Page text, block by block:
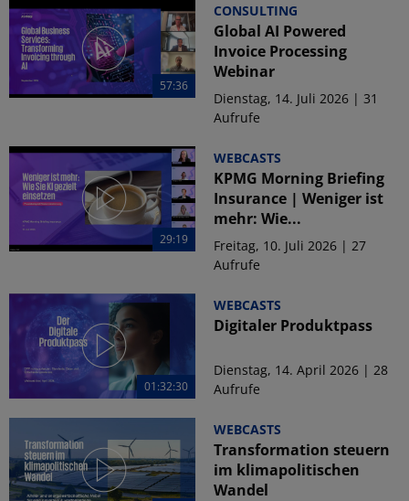
57:36
CONSULTING
Global AI Powered
Invoice Processing
Webinar
Dienstag, 14. Juli 2026 | 31
Aufrufe
29:19
WEBCASTS
KPMG Morning Briefing
Insurance | Weniger ist
mehr: Wie...
Freitag, 10. Juli 2026 | 27
Aufrufe
01:32:30
WEBCASTS
Digitaler Produktpass
Dienstag, 14. April 2026 | 28
Aufrufe
WEBCASTS
Transformation steuern
im klimapolitischen
Wandel